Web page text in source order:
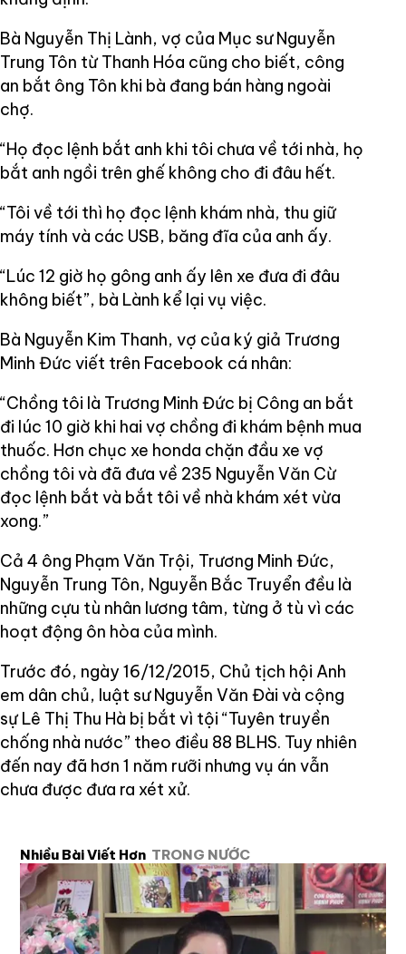
Bà Nguyễn Thị Lành, vợ của Mục sư Nguyễn
Trung Tôn từ Thanh Hóa cũng cho biết, công
an bắt ông Tôn khi bà đang bán hàng ngoài
chợ.
“Họ đọc lệnh bắt anh khi tôi chưa về tới nhà, họ
bắt anh ngồi trên ghế không cho đi đâu hết.
“Tôi về tới thì họ đọc lệnh khám nhà, thu giữ
máy tính và các USB, băng đĩa của anh ấy.
“Lúc 12 giờ họ gông anh ấy lên xe đưa đi đâu
không biết”, bà Lành kể lại vụ việc.
Bà Nguyễn Kim Thanh, vợ của ký giả Trương
Minh Đức viết trên Facebook cá nhân:
“Chồng tôi là Trương Minh Đức bị Công an bắt
đi lúc 10 giờ khi hai vợ chồng đi khám bệnh mua
thuốc. Hơn chục xe honda chặn đầu xe vợ
chồng tôi và đã đưa về 235 Nguyễn Văn Cừ
đọc lệnh bắt và bắt tôi về nhà khám xét vừa
xong.”
Cả 4 ông Phạm Văn Trội, Trương Minh Đức,
Nguyễn Trung Tôn, Nguyễn Bắc Truyển đều là
những cựu tù nhân lương tâm, từng ở tù vì các
hoạt động ôn hòa của mình.
Trước đó, ngày 16/12/2015, Chủ tịch hội Anh
em dân chủ, luật sư Nguyễn Văn Đài và cộng
sự Lê Thị Thu Hà bị bắt vì tội “Tuyên truyền
chống nhà nước” theo điều 88 BLHS. Tuy nhiên
đến nay đã hơn 1 năm rưỡi nhưng vụ án vẫn
chưa được đưa ra xét xử.
Nhiều Bài Viết Hơn TRONG NƯỚC